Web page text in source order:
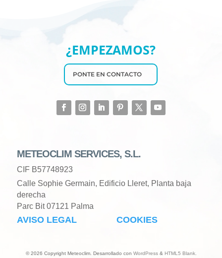
¿EMPEZAMOS?
PONTE EN CONTACTO
METEOCLIM SERVICES, S.L.
CIF B57748923
Calle Sophie Germain, Edificio Lleret, Planta baja
derecha
Parc Bit 07121 Palma
AVISO LEGAL COOKIES
© 2026 Copyright Meteoclim. Desarrollado con WordPress & HTML5 Blank.